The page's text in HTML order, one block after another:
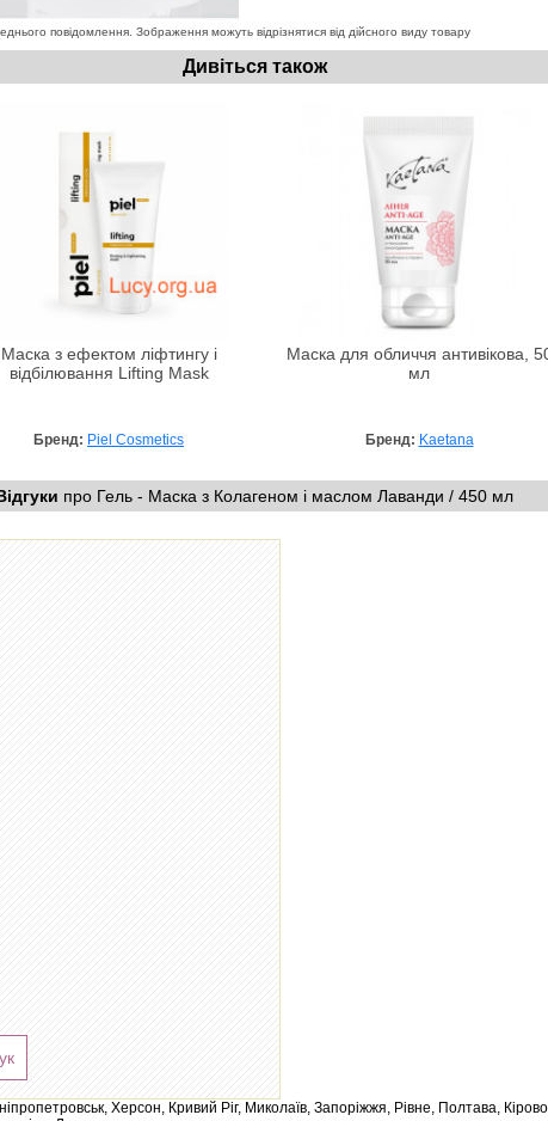
повідомлення. Зображення можуть відрізнятися від дійсного виду товару
Дивіться також
Маска з ефектом ліфтингу і
відбілювання Lifting Mask
Бренд: Piel Cosmetics
Маска для обличчя антивікова,
мл
Бренд: Kaetana
про Гель - Маска з Колагеном і маслом Лаванди / 450 мл
Херсон, Кривий Ріг, Миколаїв, Запоріжжя, Рівне, Полтава,